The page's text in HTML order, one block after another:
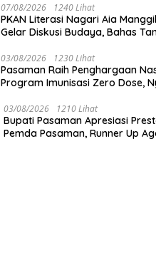
institusi Polri
07/08/2026 1240 Lihat
PKAN Literasi Nagari Aia
Gelar Diskusi Budaya, Bahas
03/08/2026 1230 Lihat
Pasaman Raih Penghargaan
Program Imunisasi Zero Dose,
Cakupan Imunisasi Antar Daerah
di Indonesia
03/08/2026 1210 Lihat
Bupati Pasaman Apresiasi
Pemda Pasaman, Runner Up